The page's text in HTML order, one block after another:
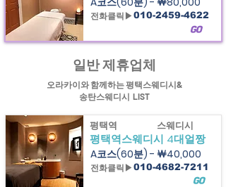
전화클릭▶ 010-2459-4622
GO
힐링정보 오라카이의 평택스웨디시와 송탄스웨디시& 정보제공
일반 제휴업체
오라카이와 함께하는 평택스웨디시&
송탄스웨디시 LIST
평택역 스웨디시
평택역스웨디시 4대얼짱
A코스(60분) - ￦40,000
전화클릭▶ 010-4682-7211
GO